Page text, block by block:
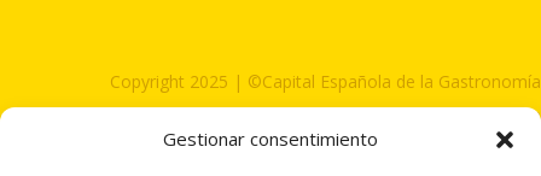
Gestionar consentimiento
Copyright 2025 | ©Capital Española de la Gastronomía
| Diseñado por Actual Design